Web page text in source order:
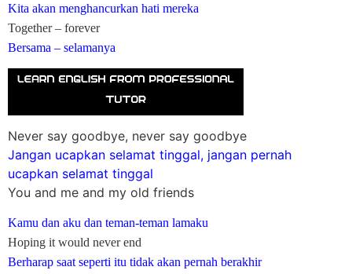
Kita akan menghancurkan hati mereka
Together – forever
Bersama – selamanya
Never say goodbye, never say goodbye
Jangan ucapkan selamat tinggal, jangan pernah
ucapkan selamat tinggal
You and me and my old friends
Kamu dan aku dan teman-teman lamaku
Hoping it would never end
Berharap saat seperti itu tidak akan pernah berakhir